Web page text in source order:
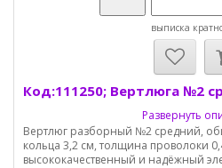
выписка
Код:111250; Вертлюга №2
Развернуть
Вертлюг разборный №2 средний,
кольца 3,2 см, толщина проволоки
высококачественный и надёжный